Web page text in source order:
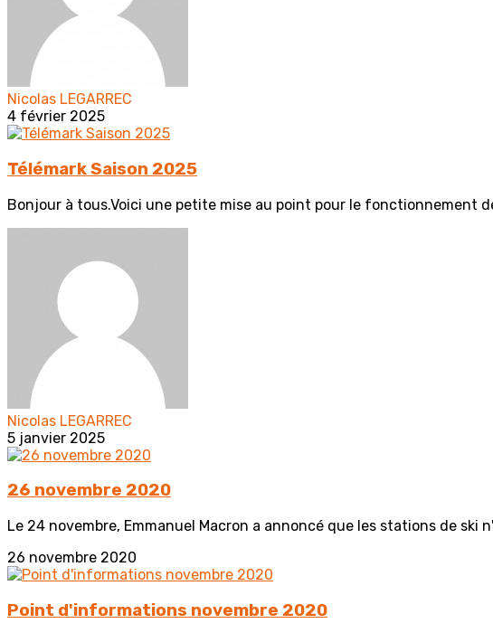
Nicolas LEGARREC
4 février 2025
Télémark Saison 2025
Bonjour à tous.Voici une petite mise au point pour le fonctionnement
Nicolas LEGARREC
5 janvier 2025
26 novembre 2020
Le 24 novembre, Emmanuel Macron a annoncé que les stations de ski
26 novembre 2020
Point d'informations novembre 2020